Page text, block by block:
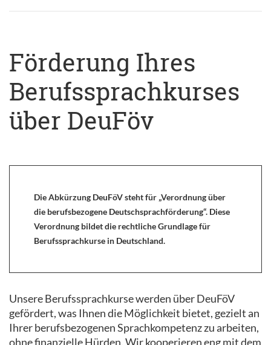
Förderung Ihres
Berufssprachkurses
über DeuFöv
Die Abkürzung DeuFöV steht für „Verordnung über
die berufsbezogene Deutschsprachförderung“. Diese
Verordnung bildet die rechtliche Grundlage für
Berufssprachkurse in Deutschland.
Unsere Berufssprachkurse werden über DeuFöV
gefördert, was Ihnen die Möglichkeit bietet, gezielt an
Ihrer berufsbezogenen Sprachkompetenz zu arbeiten,
ohne finanzielle Hürden. Wir kooperieren eng mit dem